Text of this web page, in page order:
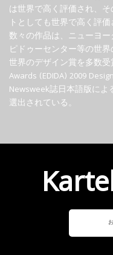
は世界で高く評価され、
トとしても世界で高く評価
数々の作品は、ニューヨ
ピドゥーセンター等の世
世界のデザイン賞を多数
Awards (EDIDA) 2009
Newsweek誌日本語版によ
選出されている。